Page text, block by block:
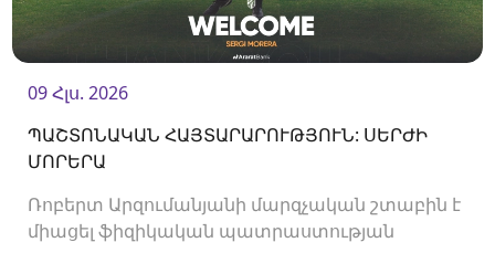
09 Հլս. 2026
ՊԱՇՏՈՆԱԿԱՆ ՀԱՅՏԱՐԱՐՈՒԹՅՈՒՆ: ՍԵՐԺԻ
ՄՈՐԵՐԱ
Ռոբերտ Արզումանյանի մարզչական շտաբին է
միացել ֆիզիկական պատրաստության